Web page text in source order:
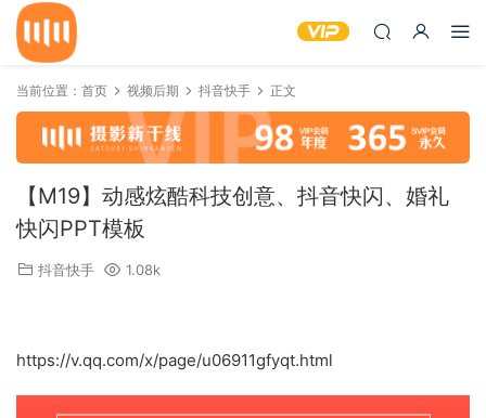
当前位置： 首页 视频后期 抖音快手 正文
【M19】动感炫酷科技创意、抖音快闪、婚礼
快闪PPT模板
抖音快手 1.08k
https://v.qq.com/x/page/u06911gfyqt.html